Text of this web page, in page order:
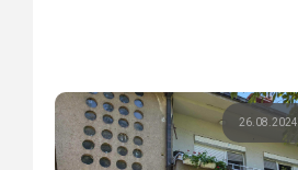
26.08.2024